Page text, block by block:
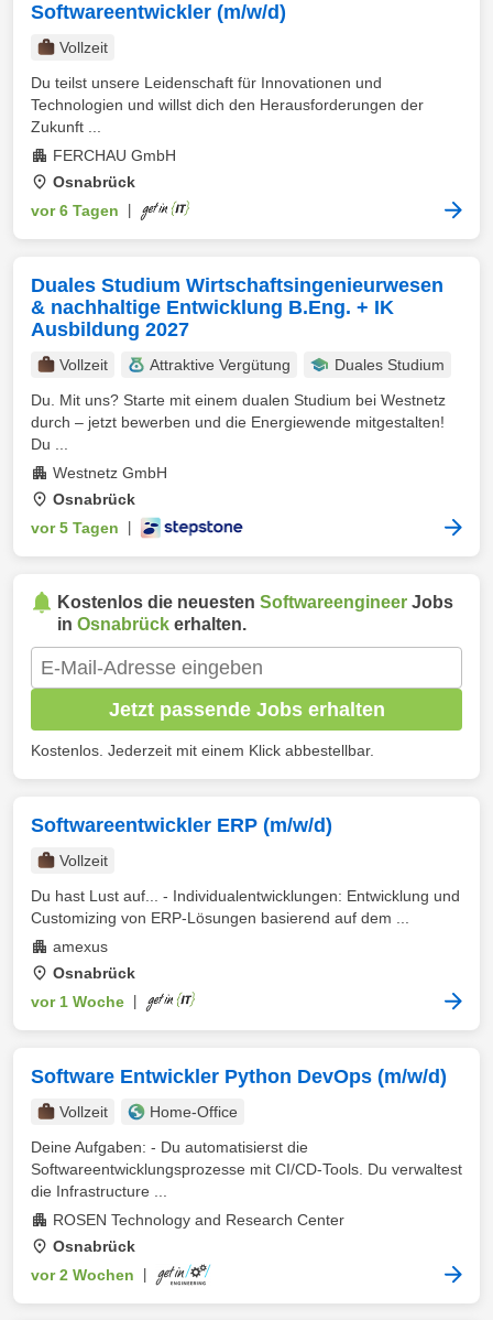
Softwareentwickler (m/w/d)
Vollzeit
Du teilst unsere Leidenschaft für Innovationen und
Technologien und willst dich den Herausforderungen der
Zukunft ...
FERCHAU GmbH
Osnabrück
vor 6 Tagen
Duales Studium Wirtschaftsingenieurwesen
& nachhaltige Entwicklung B.Eng. + IK
Ausbildung 2027
Vollzeit Attraktive Vergütung
Duales Studium
Du. Mit uns? Starte mit einem dualen Studium bei Westnetz
durch – jetzt bewerben und die Energiewende mitgestalten!
Du ...
Westnetz GmbH
Osnabrück
vor 5 Tagen
Kostenlos die neuesten Softwareengineer Jobs
in Osnabrück erhalten.
Jetzt passende Jobs erhalten
Kostenlos. Jederzeit mit einem Klick abbestellbar.
Softwareentwickler ERP (m/w/d)
Vollzeit
Du hast Lust auf... - Individualentwicklungen: Entwicklung und
Customizing von ERP-Lösungen basierend auf dem ...
amexus
Osnabrück
vor 1 Woche
Software Entwickler Python DevOps (m/w/d)
Vollzeit
Home-Office
Deine Aufgaben: - Du automatisierst die
Softwareentwicklungsprozesse mit CI/CD-Tools. Du verwaltest
die Infrastructure ...
ROSEN Technology and Research Center
Osnabrück
vor 2 Wochen